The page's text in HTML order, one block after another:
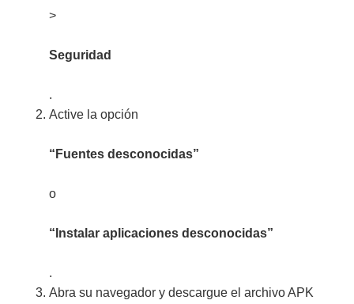
>
Seguridad
.
Active la opción
“Fuentes desconocidas”
o
“Instalar aplicaciones desconocidas”
.
Abra su navegador y descargue el archivo APK